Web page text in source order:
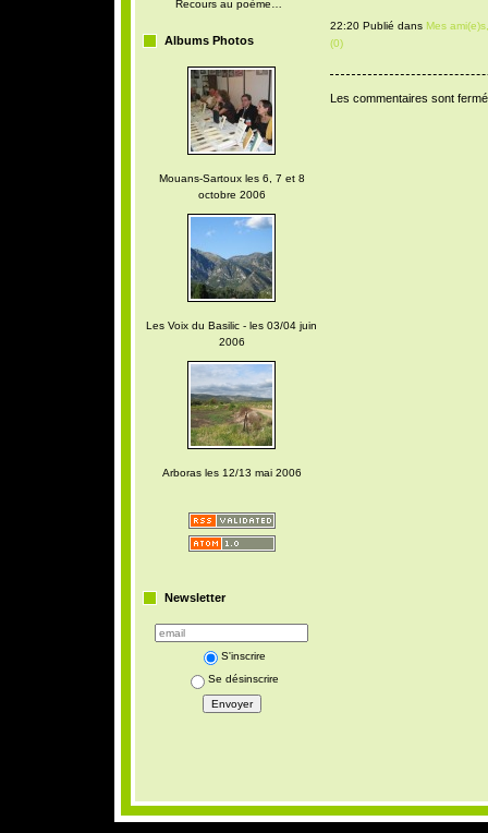
Recours au poème…
Albums Photos
Mouans-Sartoux les 6, 7 et 8
octobre 2006
Les Voix du Basilic - les 03/04 juin
2006
Arboras les 12/13 mai 2006
Newsletter
S'inscrire
Se désinscrire
22:20 Publié dans Mes
(0)
Les commentaires sont